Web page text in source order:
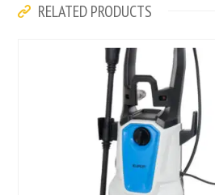
RELATED PRODUCTS